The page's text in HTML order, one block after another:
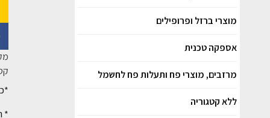
מוצרי ברזל ופרופילים
אספקה טכנית
מרזבים, מוצרי פח ותעלות פח לחשמל
ללא קטגוריה
*